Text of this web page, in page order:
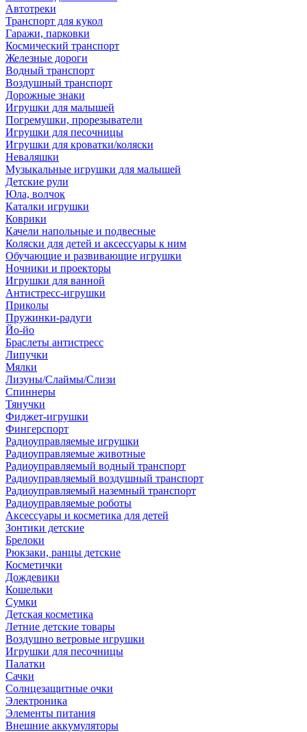
Автотреки
Транспорт для кукол
Гаражи, парковки
Космический транспорт
Железные дороги
Водный транспорт
Воздушный транспорт
Дорожные знаки
Игрушки для малышей
Погремушки, прорезыватели
Игрушки для песочницы
Игрушки для кроватки/коляски
Неваляшки
Музыкальные игрушки для малышей
Детские рули
Юла, волчок
Каталки игрушки
Коврики
Качели напольные и подвесные
Коляски для детей и аксессуары к ним
Обучающие и развивающие игрушки
Ночники и проекторы
Игрушки для ванной
Антистресс-игрушки
Приколы
Пружинки-радуги
Йо-йо
Браслеты антистресс
Липучки
Мялки
Лизуны/Слаймы/Слизи
Спиннеры
Тянучки
Фиджет-игрушки
Фингерспорт
Радиоуправляемые игрушки
Радиоуправляемые животные
Радиоуправляемый водный транспорт
Радиоуправляемый воздушный транспорт
Радиоуправляемый наземный транспорт
Радиоуправляемые роботы
Аксессуары и косметика для детей
Зонтики детские
Брелоки
Рюкзаки, ранцы детские
Косметички
Дождевики
Кошельки
Сумки
Детская косметика
Летние детские товары
Воздушно ветровые игрушки
Игрушки для песочницы
Палатки
Сачки
Солнцезащитные очки
Электроника
Элементы питания
Внешние аккумуляторы